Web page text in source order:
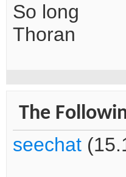
So long
Thoran
The
seechat